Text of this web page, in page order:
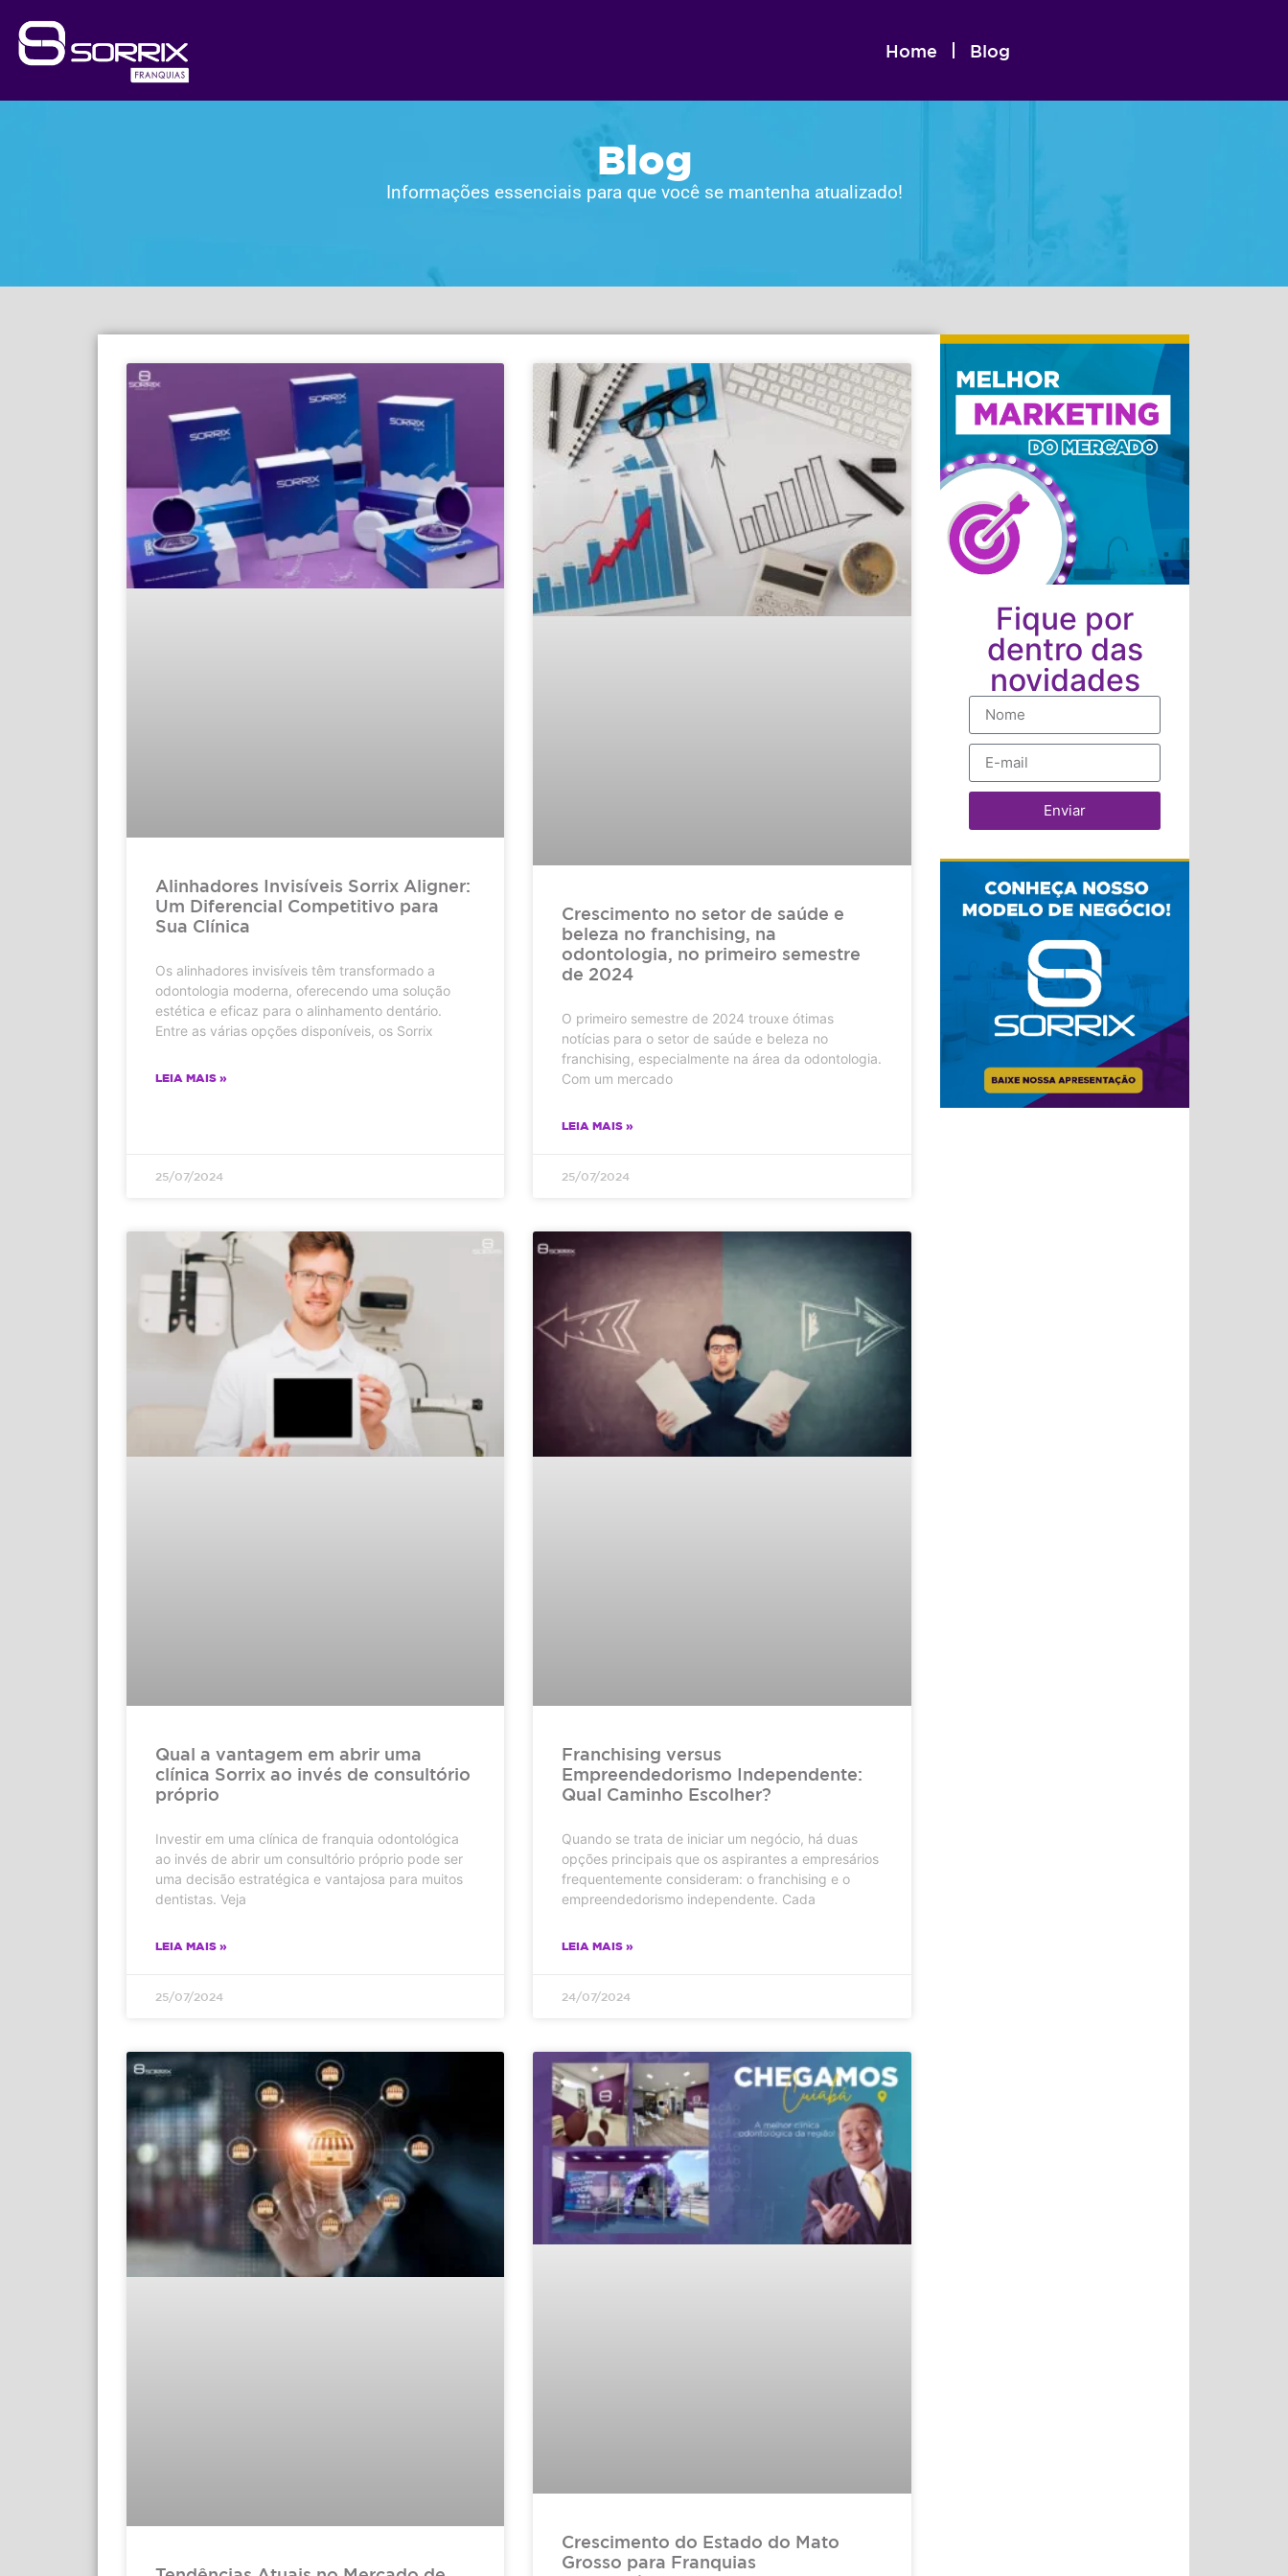
Home Blog
Blog
Informações essenciais para que você se mantenha atualizado!
Alinhadores Invisíveis Sorrix Aligner:
Um Diferencial Competitivo para
Sua Clínica
Os alinhadores invisíveis têm transformado a
odontologia moderna, oferecendo uma solução
estética e eficaz para o alinhamento dentário.
Entre as várias opções disponíveis, os Sorrix
LEIA MAIS »
25/07/2024
Crescimento no setor de saúde e
beleza no franchising, na
odontologia, no primeiro semestre
de 2024
O primeiro semestre de 2024 trouxe ótimas
notícias para o setor de saúde e beleza no
franchising, especialmente na área da odontologia.
Com um mercado
LEIA MAIS »
25/07/2024
Qual a vantagem em abrir uma
clínica Sorrix ao invés de consultório
próprio
Investir em uma clínica de franquia odontológica
ao invés de abrir um consultório próprio pode ser
uma decisão estratégica e vantajosa para muitos
dentistas. Veja
LEIA MAIS »
25/07/2024
Franchising versus
Empreendedorismo Independente:
Qual Caminho Escolher?
Quando se trata de iniciar um negócio, há duas
opções principais que os aspirantes a empresários
frequentemente consideram: o franchising e o
empreendedorismo independente. Cada
LEIA MAIS »
24/07/2024
Crescimento do Estado do Mato
Grosso para Franquias
Fique por
dentro das
novidades
Enviar